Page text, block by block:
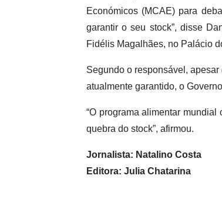
Económicos (MCAE) para
garantir o seu stock”, disse
Fidélis Magalhães, no Palácio
Segundo o responsável,
atualmente garantido, o
“O programa alimentar
quebra do stock”, afirmou.
Jornalista: Natalino Costa
Editora: Julia Chatarina